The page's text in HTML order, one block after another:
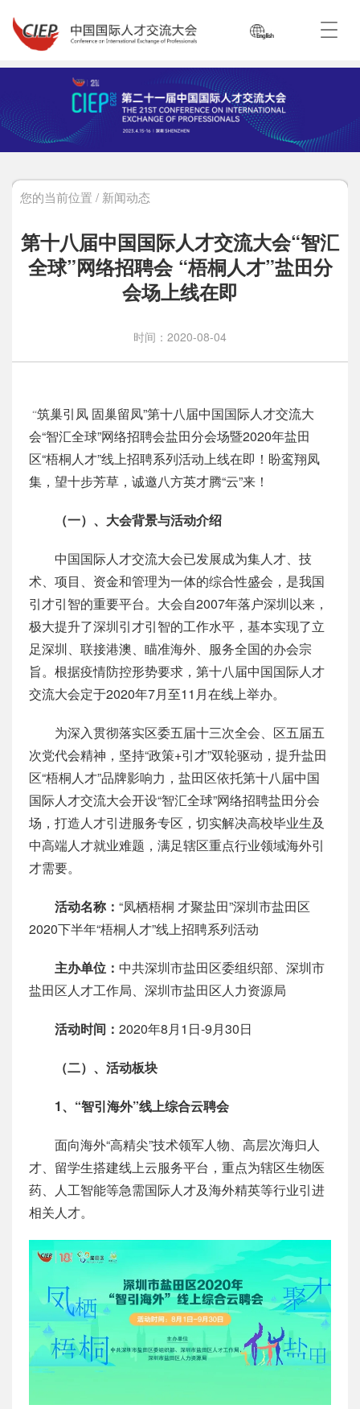
您的当前位置 / 新闻动态
第十八届中国国际人才交流大会“智汇
全球”网络招聘会 “梧桐人才”盐田分
会场上线在即
时间：2020-08-04
“筑巢引凤 固巢留凤”第十八届中国国际人才交流大
会“智汇全球”网络招聘会盐田分会场暨2020年盐田
区“梧桐人才”线上招聘系列活动上线在即！盼鸾翔凤
集，望十步芳草，诚邀八方英才腾“云”来！
（一）、大会背景与活动介绍
中国国际人才交流大会已发展成为集人才、技
术、项目、资金和管理为一体的综合性盛会，是我国
引才引智的重要平台。大会自2007年落户深圳以来，
极大提升了深圳引才引智的工作水平，基本实现了立
足深圳、联接港澳、瞄准海外、服务全国的办会宗
旨。根据疫情防控形势要求，第十八届中国国际人才
交流大会定于2020年7月至11月在线上举办。
为深入贯彻落实区委五届十三次全会、区五届五
次党代会精神，坚持“政策+引才”双轮驱动，提升盐田
区“梧桐人才”品牌影响力，盐田区依托第十八届中国
国际人才交流大会开设“智汇全球”网络招聘盐田分会
场，打造人才引进服务专区，切实解决高校毕业生及
中高端人才就业难题，满足辖区重点行业领域海外引
才需要。
活动名称： “凤栖梧桐 才聚盐田”深圳市盐田区
2020下半年“梧桐人才”线上招聘系列活动
主办单位： 中共深圳市盐田区委组织部、深圳市
盐田区人才工作局、深圳市盐田区人力资源局
活动时间： 2020年8月1日-9月30日
（二）、活动板块
1、“智引海外”线上综合云聘会
面向海外“高精尖”技术领军人物、高层次海归人
才、留学生搭建线上云服务平台，重点为辖区生物医
药、人工智能等急需国际人才及海外精英等行业引进
相关人才。